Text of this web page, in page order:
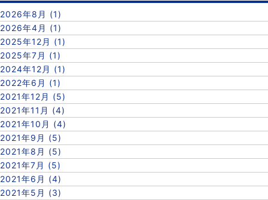
2026年8月 (1)
2026年4月 (1)
2025年12月 (1)
2025年7月 (1)
2024年12月 (1)
2022年6月 (1)
2021年12月 (5)
2021年11月 (4)
2021年10月 (4)
2021年9月 (5)
2021年8月 (5)
2021年7月 (5)
2021年6月 (4)
2021年5月 (3)